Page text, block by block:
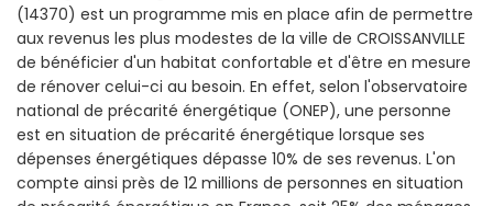
(14370) est un programme mis en place afin de permettre
aux revenus les plus modestes de la ville de CROISSANVILLE
de bénéficier d'un habitat confortable et d'être en mesure
de rénover celui-ci au besoin. En effet, selon l'observatoire
national de précarité énergétique (ONEP), une personne
est en situation de précarité énergétique lorsque ses
dépenses énergétiques dépasse 10% de ses revenus. L'on
compte ainsi près de 12 millions de personnes en situation